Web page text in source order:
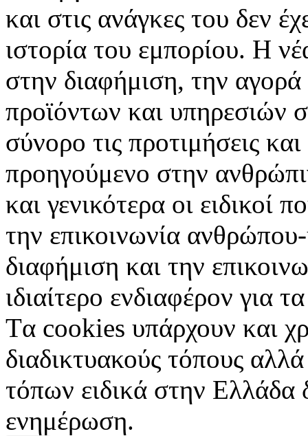
και στις ανάγκες του δεν
ιστορία του εμπορίου. Η
στην διαφήμιση, την
προϊόντων και υπηρεσιών
σύνορο τις προτιμήσεις
προηγούμενο στην
και γενικότερα οι ειδικοί
την επικοινωνία
διαφήμιση και την
ιδιαίτερο ενδιαφέρον για
Tα cookies υπάρχουν και
διαδικτυακούς τόπους
τόπων ειδικά στην Ελλάδα
ενημέρωση.